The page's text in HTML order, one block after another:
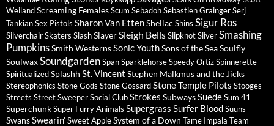
WeilandScreaming FemalesScum SebadohSebastien GraingerSerj
TankianSex Pistols Sharon Van EttenShellac Shins Sigur Ros
SilverchairSkaters SlashSlayerSleigh BellsSlipknotSliverSmashing
PumpkinsSmith WesternsSonic YouthSons of the SeaSoulfly
SoulwaxSoundgardenSpanSparklehorseSpeedy OrtizSpinnerette
SpiritualizedSplashh St. Vincent Stephen Malkmus and the Jicks
Stereophonics Stone Gods Stone GossardStone Temple Pilots Stooges
Streets Street Sweeper Social ClubStrokes SubwaysSuedeSum 41
SuperchunkSuper Furry Animals Supergrass Surfer BloodSuuns
SwansSwearin'Sweet AppleSystem of a Down Tame Impala Team